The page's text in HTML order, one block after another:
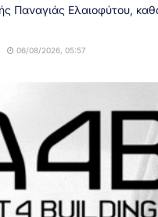
Παναγιάς Ελαιοφύτου,
06/08/2026, 05:57